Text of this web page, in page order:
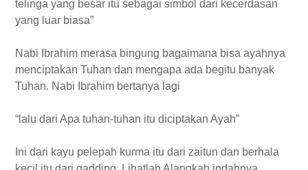
telinga yang besar itu sebagai simbol dari kecerdasan
yang luar biasa”
Nabi Ibrahim merasa bingung bagaimana bisa ayahnya
menciptakan Tuhan dan mengapa ada begitu banyak
Tuhan. Nabi Ibrahim bertanya lagi
“lalu dari Apa tuhan-tuhan itu diciptakan Ayah”
Ini dari kayu pelepah kurma itu dari zaitun dan berhala